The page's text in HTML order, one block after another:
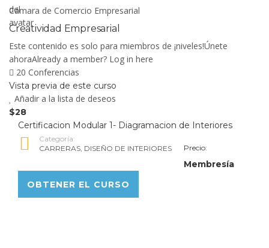
Cámara de Comercio Empresarial
Creatividad Empresarial
Este contenido es solo para miembros de ¡niveles!Únete
ahoraAlready a member? Log in here
20 Conferencias
Vista previa de este curso
Añadir a la lista de deseos
$28
Certificacion Modular 1- Diagramacion de Interiores
Categoría:
CARRERAS, DISEÑO DE INTERIORES Precio:
Membresía
OBTENER EL CURSO